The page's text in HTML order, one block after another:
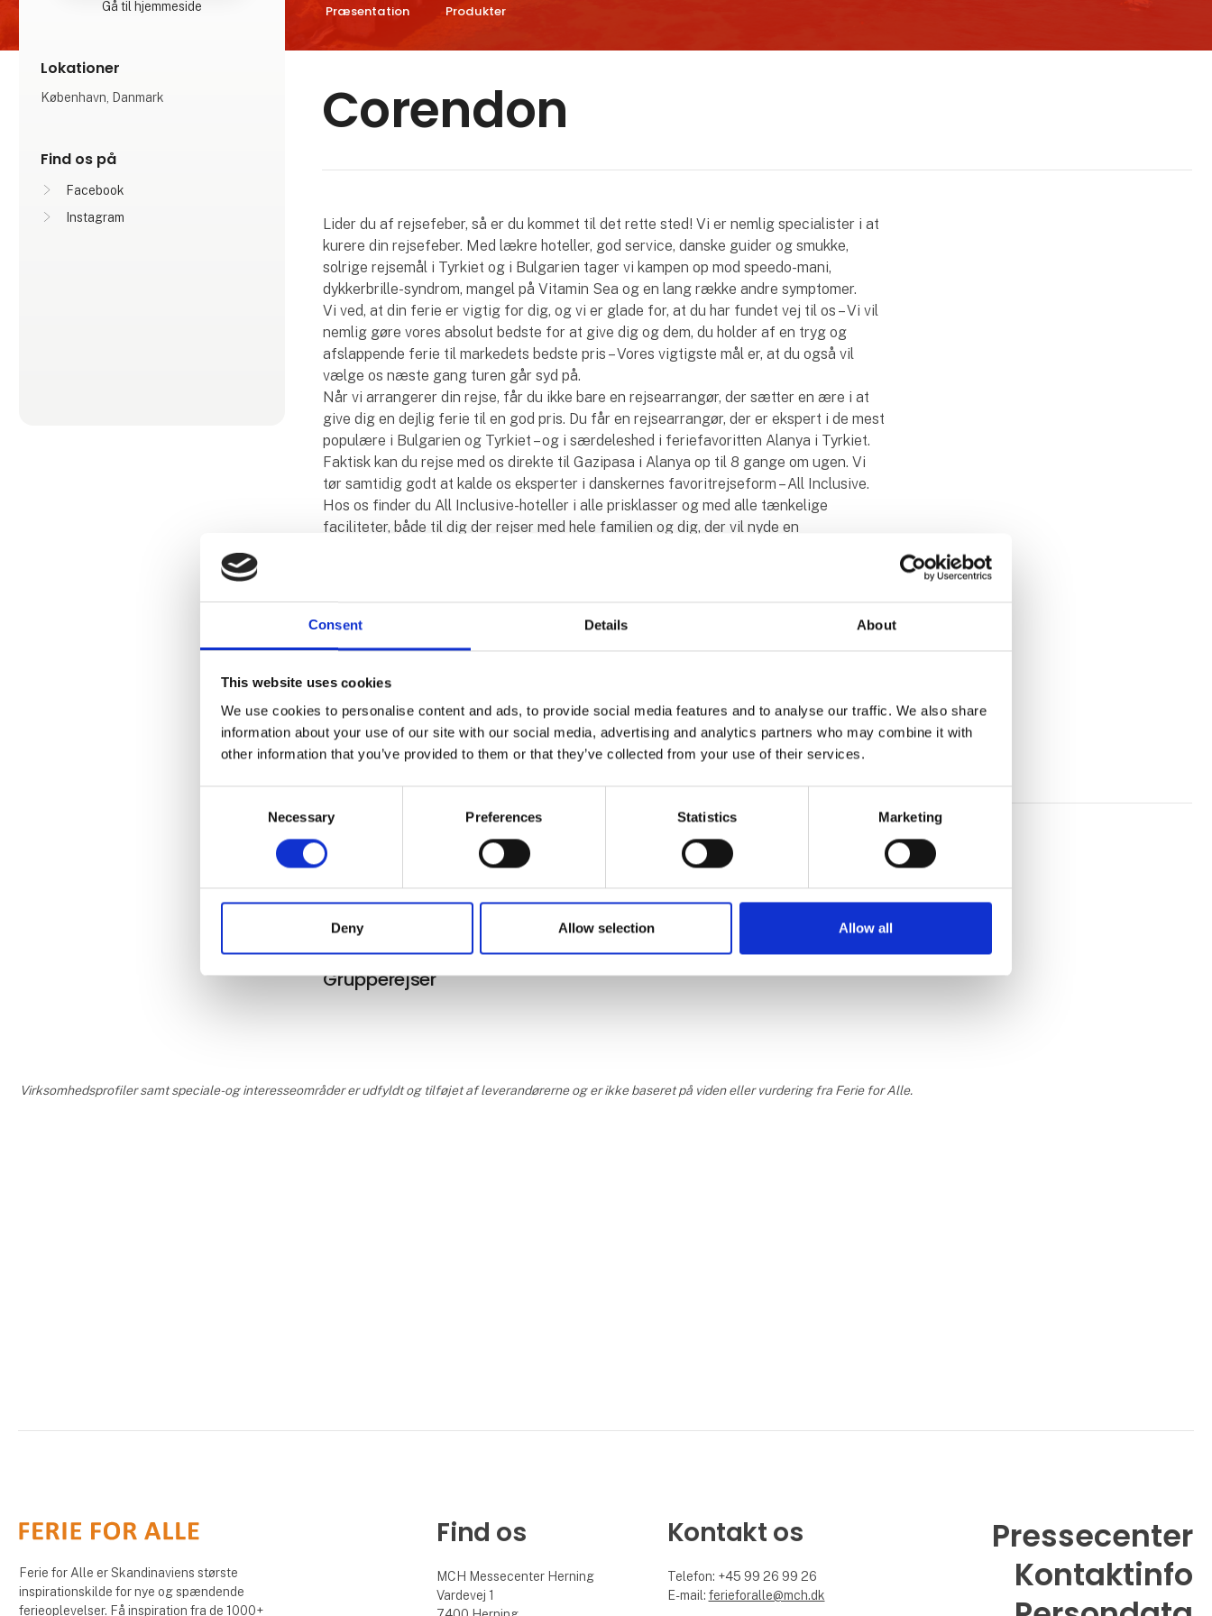
Consent Details About
This website uses cookies
We use cookies to personalise content and ads, to provide social media features and to analyse our traffic. We also share
information about your use of our site with our social media, advertising and analytics partners who may combine it with
other information that you’ve provided to them or that they’ve collected from your use of their services.
Necessary Preferences Statistics Marketing
Deny Allow selection Allow all
Præsentation Produkter
Gå til hjemmeside
Lokationer
København, Danmark
Find os på
Facebook
Instagram
Corendon
Lider du af rejsefeber, så er du kommet til det rette sted! Vi er nemlig specialister i at
kurere din rejsefeber. Med lækre hoteller, god service, danske guider og smukke,
solrige rejsemål i Tyrkiet og i Bulgarien tager vi kampen op mod speedo-mani,
dykkerbrille-syndrom, mangel på Vitamin Sea og en lang række andre symptomer.
Vi ved, at din ferie er vigtig for dig, og vi er glade for, at du har fundet vej til os – Vi vil
nemlig gøre vores absolut bedste for at give dig og dem, du holder af en tryg og
afslappende ferie til markedets bedste pris – Vores vigtigste mål er, at du også vil
vælge os næste gang turen går syd på.
Når vi arrangerer din rejse, får du ikke bare en rejsearrangør, der sætter en ære i at
give dig en dejlig ferie til en god pris. Du får en rejsearrangør, der er ekspert i de mest
populære i Bulgarien og Tyrkiet – og i særdeleshed i feriefavoritten Alanya i Tyrkiet.
Faktisk kan du rejse med os direkte til Gazipasa i Alanya op til 8 gange om ugen. Vi
tør samtidig godt at kalde os eksperter i danskernes favoritrejseform – All Inclusive.
Hos os finder du All Inclusive-hoteller i alle prisklasser og med alle tænkelige
faciliteter, både til dig der rejser med hele familien og dig, der vil nyde en
hjælp eller kompetent rådgivning, så er du altid mere end velkommen til at kontakte
vores erfarne rejsekonsulenter.
Produkter fra Corendon
Tyrkiet Bulgarien Spanien
Grupperejser
Virksomhedsprofiler samt speciale- og interesseområder er udfyldt og tilføjet af leverandørerne og er ikke baseret på viden eller vurdering fra Ferie for Alle.
Ferie for Alle er Skandinaviens største
inspirationskilde for nye og spændende
ferieoplevelser. Få inspiration fra de 1000+
Find os
MCH Messecenter Herning
Vardevej 1
Kontakt os
Telefon: +45 99 26 99 26
E-mail: ferieforalle@mch.dk
Pressecenter
Kontaktinfo